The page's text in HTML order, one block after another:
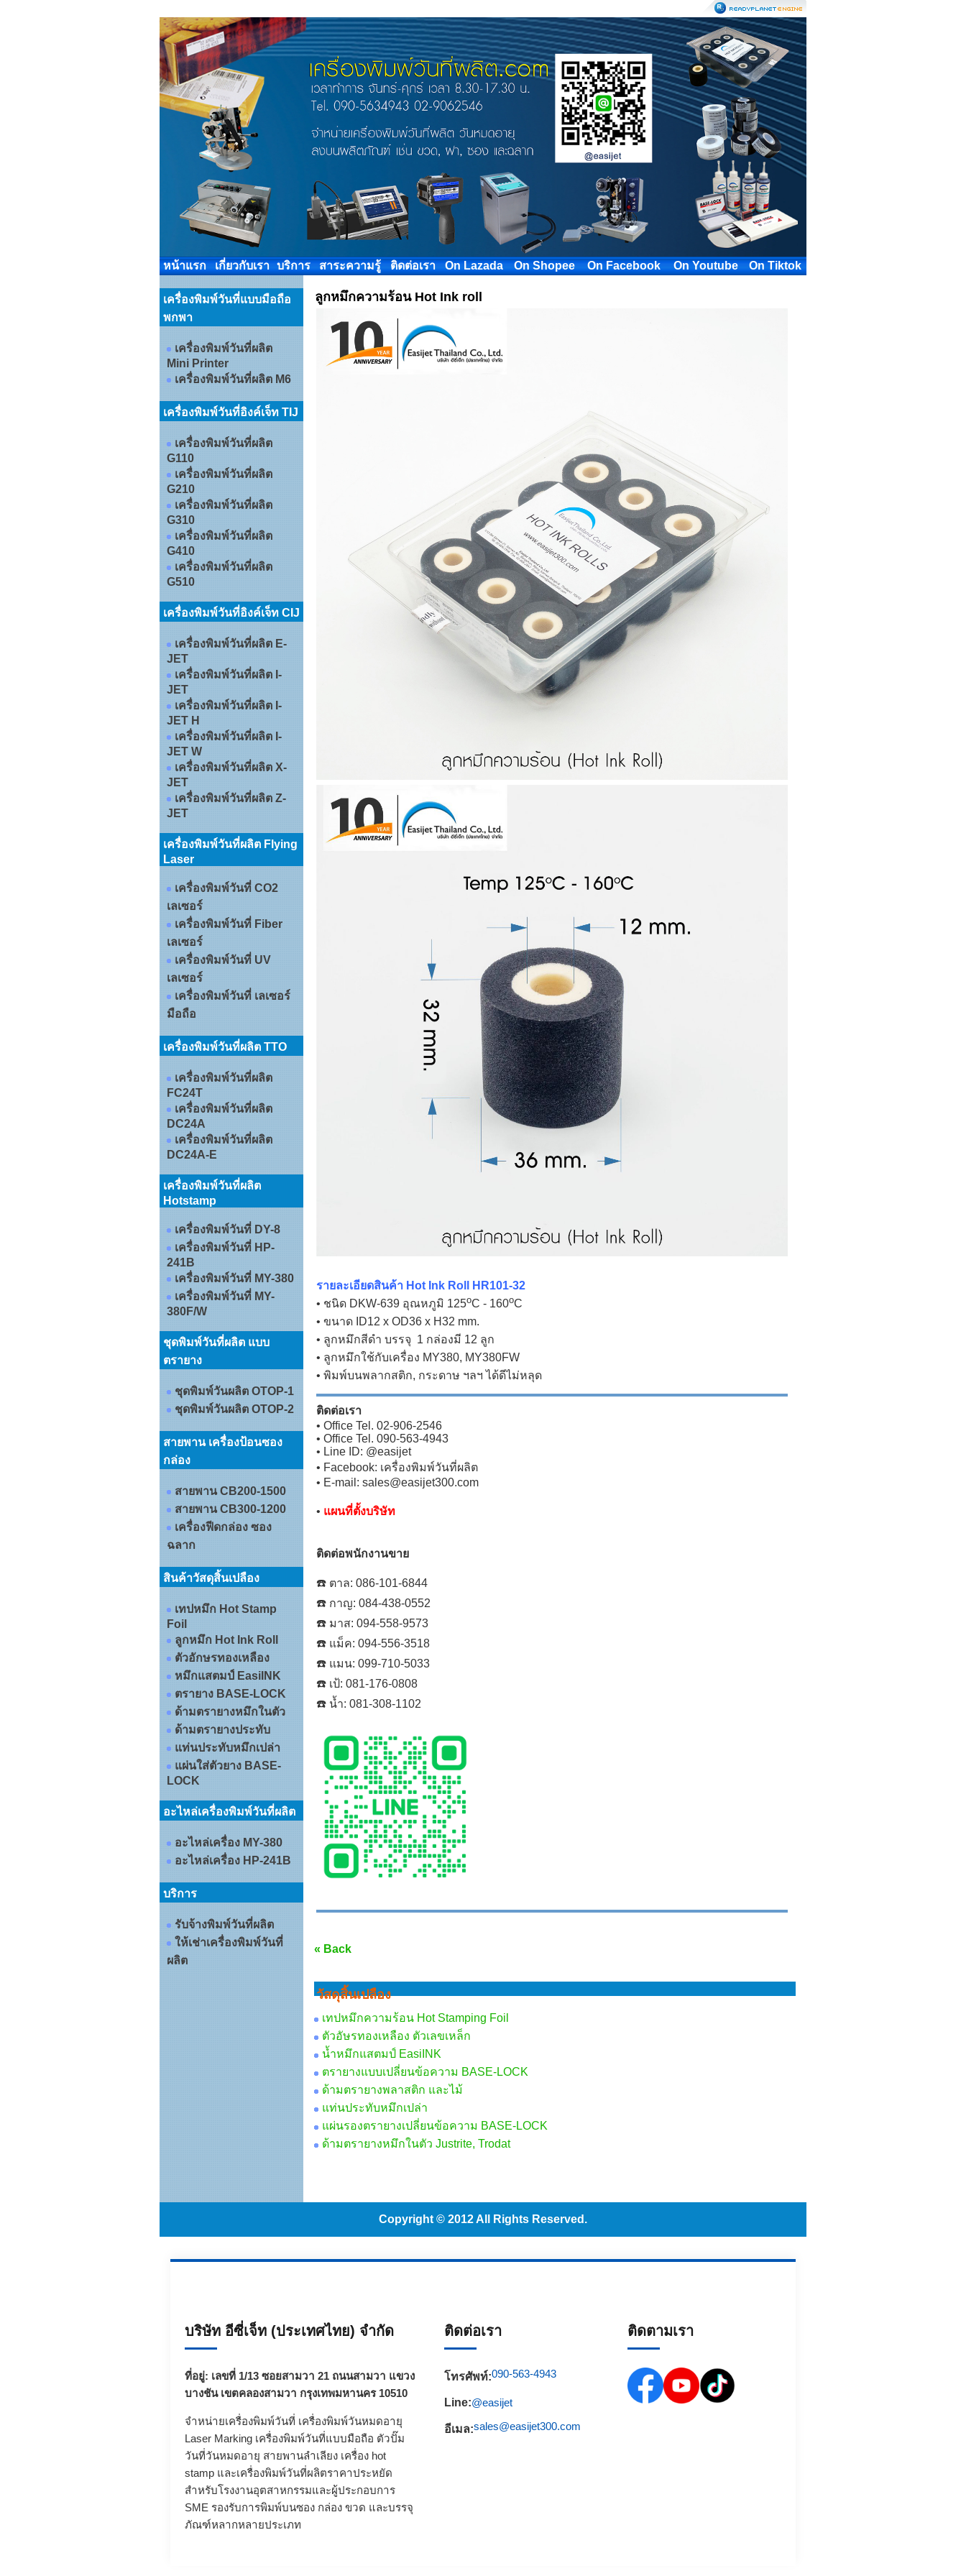
หน้าแรก เกี่ยวกับเรา บริการ สาระความรู้ ติดต่อเรา On Lazada On Shopee On Facebook On Youtube On Tiktok
เครื่องพิมพ์วันที่แบบมือถือ
พกพา
เครื่องพิมพ์วันที่ผลิต
Mini Printer
เครื่องพิมพ์วันที่ผลิต M6
เครื่องพิมพ์วันที่อิงค์เจ็ท TIJ
เครื่องพิมพ์วันที่ผลิต
G110
เครื่องพิมพ์วันที่ผลิต
G210
เครื่องพิมพ์วันที่ผลิต
G310
เครื่องพิมพ์วันที่ผลิต
G410
เครื่องพิมพ์วันที่ผลิต
G510
เครื่องพิมพ์วันที่อิงค์เจ็ท CIJ
เครื่องพิมพ์วันที่ผลิต E-
JET
เครื่องพิมพ์วันที่ผลิต I-
JET
เครื่องพิมพ์วันที่ผลิต I-
JET H
เครื่องพิมพ์วันที่ผลิต I-
JET W
เครื่องพิมพ์วันที่ผลิต X-
JET
เครื่องพิมพ์วันที่ผลิต Z-
JET
เครื่องพิมพ์วันที่ผลิต Flying
Laser
เครื่องพิมพ์วันที่ CO2
เลเซอร์
เครื่องพิมพ์วันที่ Fiber
เลเซอร์
เครื่องพิมพ์วันที่ UV
เลเซอร์
เครื่องพิมพ์วันที่ เลเซอร์
มือถือ
เครื่องพิมพ์วันที่ผลิต TTO
เครื่องพิมพ์วันที่ผลิต
FC24T
เครื่องพิมพ์วันที่ผลิต
DC24A
เครื่องพิมพ์วันที่ผลิต
DC24A-E
เครื่องพิมพ์วันที่ผลิต
Hotstamp
เครื่องพิมพ์วันที่ DY-8
เครื่องพิมพ์วันที่ HP-
241B
เครื่องพิมพ์วันที่ MY-380
เครื่องพิมพ์วันที่ MY-
380F/W
ชุดพิมพ์วันที่ผลิต แบบ
ตรายาง
ชุดพิมพ์วันผลิต OTOP-1
ชุดพิมพ์วันผลิต OTOP-2
สายพาน เครื่องป้อนซอง
กล่อง
สายพาน CB200-1500
สายพาน CB300-1200
เครื่องฟีดกล่อง ซอง
ฉลาก
สินค้าวัสดุสิ้นเปลือง
เทปหมึก Hot Stamp
Foil
ลูกหมึก Hot Ink Roll
ตัวอักษรทองเหลือง
หมึกแสตมป์ EasiINK
ตรายาง BASE-LOCK
ด้ามตรายางหมึกในตัว
ด้ามตรายางประทับ
แท่นประทับหมึกเปล่า
แผ่นใส่ตัวยาง BASE-
LOCK
อะไหล่เครื่องพิมพ์วันที่ผลิต
อะไหล่เครื่อง MY-380
อะไหล่เครื่อง HP-241B
บริการ
รับจ้างพิมพ์วันที่ผลิต
ให้เช่าเครื่องพิมพ์วันที่
ผลิต
ลูกหมึกความร้อน Hot Ink roll
รายละเอียดสินค้า Hot Ink Roll HR101-32
• ชนิด DKW-639 อุณหภูมิ 125oC - 160oC
• ขนาด ID12 x OD36 x H32 mm.
• ลูกหมึกสีดำ บรรจุ 1 กล่องมี 12 ลูก
• ลูกหมึกใช้กับเครื่อง MY380, MY380FW
• พิมพ์บนพลากสติก, กระดาษ ฯลฯ ได้ดีไม่หลุด
ติดต่อเรา
• Office Tel. 02-906-2546
• Office Tel. 090-563-4943
• Line ID: @easijet
• Facebook: เครื่องพิมพ์วันที่ผลิต
• E-mail: sales@easijet300.com
• แผนที่ตั้งบริษัท
ติดต่อพนักงานขาย
☎️ ตาล: 086-101-6844
☎️ กาญ: 084-438-0552
☎️ มาส: 094-558-9573
☎️ แม็ค: 094-556-3518
☎️ แมน: 099-710-5033
☎️ เป้: 081-176-0808
☎️ น้ำ: 081-308-1102
« Back
วัสดุสิ้นเปลือง
เทปหมึกความร้อน Hot Stamping Foil
ตัวอัษรทองเหลือง ตัวเลขเหล็ก
น้ำหมึกแสตมป์ EasiINK
ตรายางแบบเปลี่ยนข้อความ BASE-LOCK
ด้ามตรายางพลาสติก และไม้
แท่นประทับหมึกเปล่า
แผ่นรองตรายางเปลี่ยนข้อความ BASE-LOCK
ด้ามตรายางหมึกในตัว Justrite, Trodat
Copyright © 2012 All Rights Reserved.
บริษัท อีซี่เจ็ท (ประเทศไทย) จำกัด
ที่อยู่: เลขที่ 1/13 ซอยสามวา 21 ถนนสามวา แขวง
บางชัน เขตคลองสามวา กรุงเทพมหานคร 10510
จำหน่ายเครื่องพิมพ์วันที่ เครื่องพิมพ์วันหมดอายุ
Laser Marking เครื่องพิมพ์วันที่แบบมือถือ ตัวปั๊ม
วันที่วันหมดอายุ สายพานลำเลียง เครื่อง hot
stamp และเครื่องพิมพ์วันที่ผลิตราคาประหยัด
สำหรับโรงงานอุตสาหกรรมและผู้ประกอบการ
SME รองรับการพิมพ์บนซอง กล่อง ขวด และบรรจุ
ภัณฑ์หลากหลายประเภท
ติดต่อเรา
โทรศัพท์:090-563-4943
Line:@easijet
อีเมล:sales@easijet300.com
ติดตามเรา